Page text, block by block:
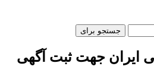
جستجو برای
ایران جهت ثبت آگهی